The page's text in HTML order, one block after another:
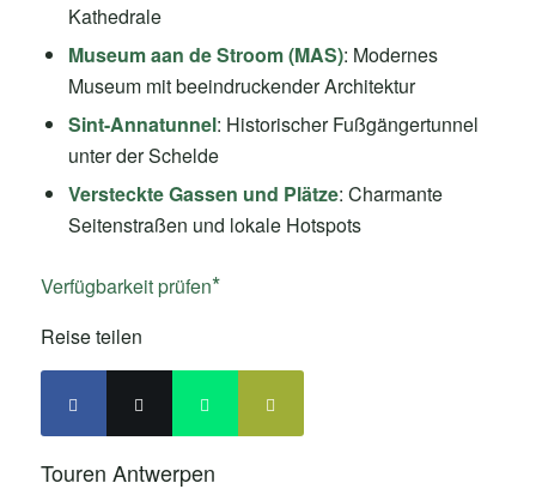
Kathedrale
Museum aan de Stroom (MAS): Modernes
Museum mit beeindruckender Architektur
Sint-Annatunnel: Historischer Fußgängertunnel
unter der Schelde
Versteckte Gassen und Plätze: Charmante
Seitenstraßen und lokale Hotspots
Verfügbarkeit prüfen
Reise teilen
Touren Antwerpen